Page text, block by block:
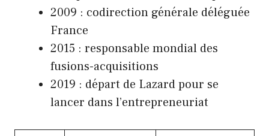
2009 : codirection générale déléguée
France
2015 : responsable mondial des
fusions-acquisitions
2019 : départ de Lazard pour se
lancer dans l’entrepreneuriat